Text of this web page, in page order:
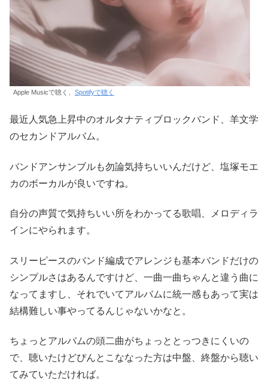
Apple Musicで聴く、 Spotifyで聴く
最近人気急上昇中のオルタナティブロックバンド、羊文学
のセカンドアルバム。
バンドアンサンブルも勿論気持ちいいんだけど、塩塚モエ
カのボーカルが良いですね。
自分の声質で気持ちいい所をわかってる歌唱、メロディラ
インにやられます。
スリーピースのバンド編成でアレンジも基本バンドだけの
シンプルさはあるんですけど、一曲一曲ちゃんと違う曲に
なってますし、それでいてアルバムに統一感もあって実は
結構難しい事やってるんじゃないかなと。
ちょっとアルバムの頭二曲がちょっととっつきにくいの
で、聴いたけどぴんとこななった方は中盤、終盤から聴い
てみていただければ。